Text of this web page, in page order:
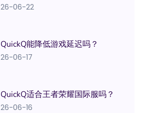
26-06-22
QuickQ能降低游戏延迟吗？
26-06-17
QuickQ适合王者荣耀国际服吗？
26-06-16